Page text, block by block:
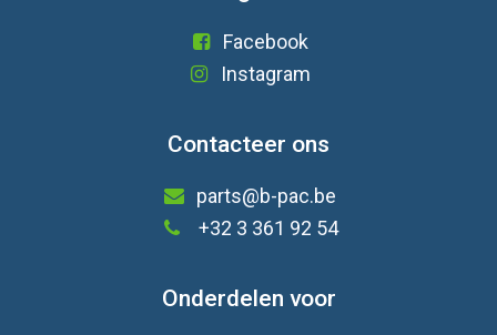
Facebook
Instagram
Contacteer ons
parts@b-pac.be
+32 3 361 92 54
Onderdelen voor